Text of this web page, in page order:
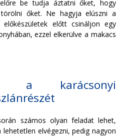
be tudja áztatni őket, hogy
őket. Ne hagyja elúszni a
előtt csináljon egy
ezzel elkerülve a makacs
a karácsonyi
számos olyan feladat lehet,
elvégezni, pedig nagyon